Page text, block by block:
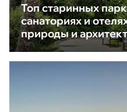
Топ старинных
санаториях и
природы и